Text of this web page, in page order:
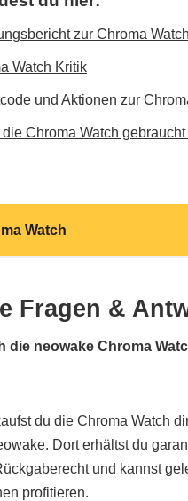
zur Chroma Watch
Watch Kritik
und Aktionen zur
Chroma Watch
Watch
Fragen &
die neowake Chroma
du die Chroma Watch
Dort erhältst du
und kannst
profitieren.